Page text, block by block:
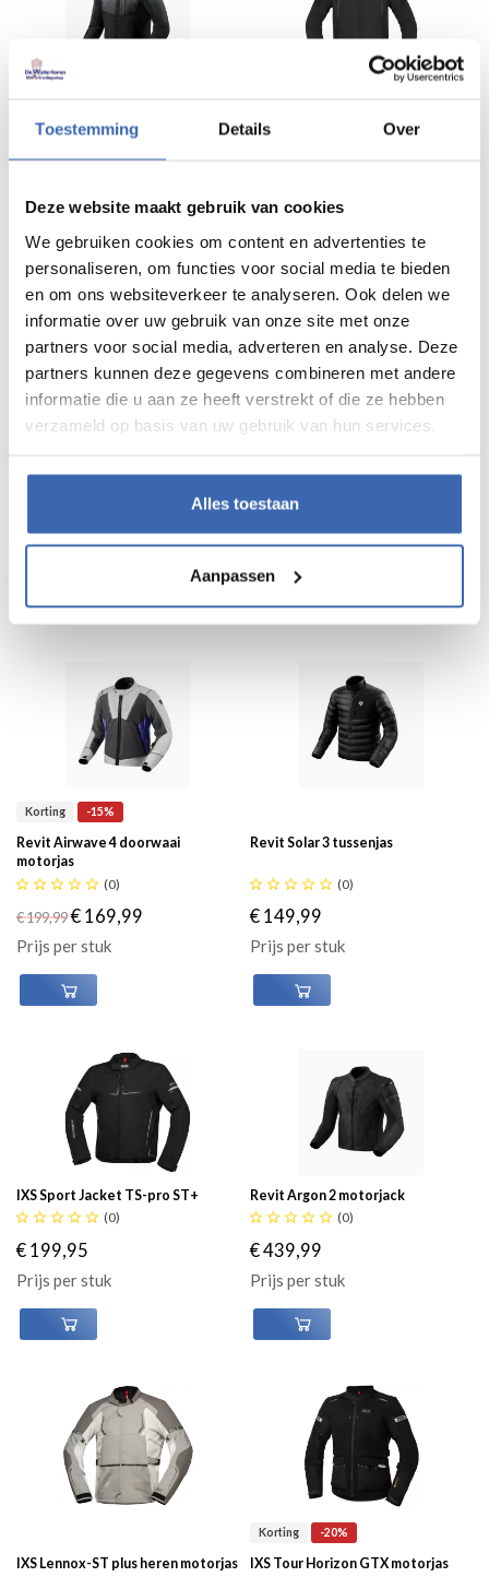
Toestemming Details Over
Deze website maakt gebruik van cookies
We gebruiken cookies om content en advertenties te
personaliseren, om functies voor social media te bieden
en om ons websiteverkeer te analyseren. Ook delen we
informatie over uw gebruik van onze site met onze
partners voor social media, adverteren en analyse. Deze
partners kunnen deze gegevens combineren met andere
informatie die u aan ze heeft verstrekt of die ze hebben
verzameld op basis van uw gebruik van hun services.
Alles toestaan
Aanpassen
Prijs per stuk
motorjas
Prijs per stuk
€ 189,99
motorjas

€ 339,99
Korting -15%
Revit Airwave 4 doorwaai
motorjas
     (0)
€ 199,99€ 169,99
Prijs per stuk
Revit Solar 3 tussenjas
     (0)
€ 149,99
Prijs per stuk
IXS Sport Jacket TS-pro ST+
     (0)
€ 199,95
Prijs per stuk
Revit Argon 2 motorjack
     (0)
€ 439,99
Prijs per stuk
IXS Lennox-ST plus heren motorjas
Korting -20%
IXS Tour Horizon GTX motorjas